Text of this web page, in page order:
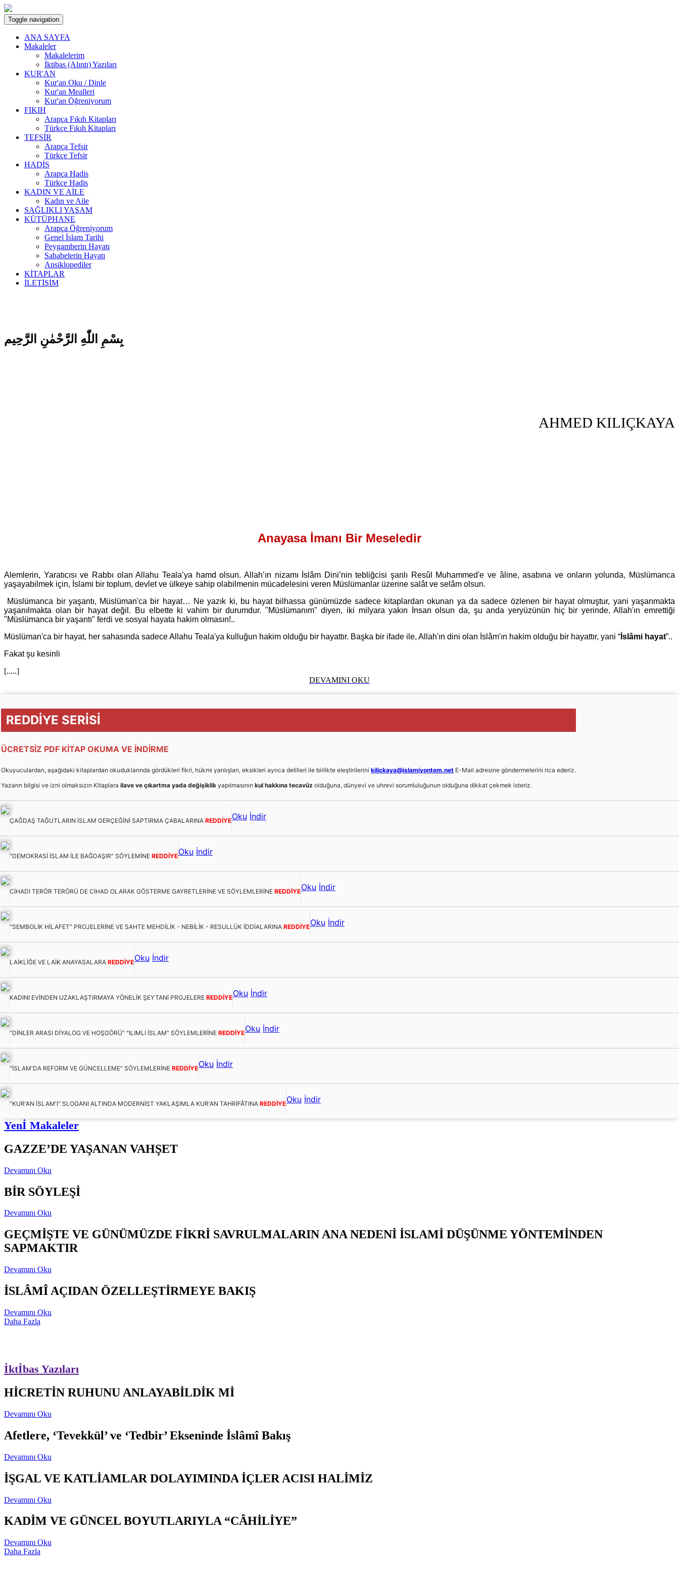
Toggle navigation
ANA SAYFA
Makaleler
Makalelerim
İktibas (Alıntı) Yazıları
KUR'AN
Kur'an Oku / Dinle
Kur'an Mealleri
Kur'an Öğreniyorum
FIKIH
Arapça Fıkıh Kitapları
Türkçe Fıkıh Kitapları
TEFSİR
Arapça Tefsir
Türkçe Tefsir
HADİS
Arapça Hadis
Türkçe Hadis
KADIN VE AİLE
Kadın ve Aile
SAĞLIKLI YAŞAM
KÜTÜPHANE
Arapça Öğreniyorum
Genel İslam Tarihi
Peygamberin Hayatı
Sahabelerin Hayatı
Ansiklopediler
KİTAPLAR
İLETİŞİM
بِسْمِ اللّٰهِ الرَّحْمٰنِ الرَّحِيم
AHMED KILIÇKAYA
Anayasa İmanı Bir Meseledir
Alemlerin, Yaratıcısı ve Rabbı olan Allahu Teala’ya hamd olsun. Allah’ın nizamı İslâm Dini’nin tebliğcisi şanlı Resûl Muhammed'e ve âline, asabına ve onların yolunda, Müslümanca
yaşayabilmek için, İslami bir toplum, devlet ve ülkeye sahip olabilmenin mücadelesini veren Müslümanlar üzerine salât ve selâm olsun.
Müslümanca bir yaşantı, Müslüman'ca bir hayat… Ne yazık ki, bu hayat bilhassa günümüzde sadece kitaplardan okunan ya da sadece özlenen bir hayat olmuştur, yani yaşanmakta
yaşanılmakta olan bir hayat değil. Bu elbette ki vahim bir durumdur. "Müslümanım" diyen, iki milyara yakın İnsan olsun da, şu anda yeryüzünün hiç bir yerinde, Allah'ın emrettiği
"Müslümanca bir yaşantı" ferdi ve sosyal hayata hakim olmasın!..
Müslüman'ca bir hayat, her sahasında sadece Allahu Teala'ya kulluğun hakim olduğu bir hayattır. Başka bir ifade ile, Allah'ın dini olan İslâm'ın hakim olduğu bir hayattır, yani “ İslâmi hayat”..
Fakat şu kesinli
[.....]
DEVAMINI OKU
REDDİYE SERİSİ
ÜCRETSİZ PDF KİTAP OKUMA VE İNDİRME
Okuyuculardan, aşağıdaki kitaplardan okuduklarında gördükleri fikri, hükmi yanlışları, eksikleri ayrıca delilleri ile birlikte eleştirilerini kilickaya@islamiyontem.net E-Mail adresine göndermelerini rica ederiz.
Yazarın bilgisi ve izni olmaksızın Kitaplara ilave ve çıkartma yada değişiklik yapılmasının kul hakkına tecavüz olduğuna, dünyevi ve uhrevi sorumluluğunun olduğuna dikkat çekmek isteriz.
ÇAĞDAŞ TAĞUTLARIN İSLAM GERÇEĞİNİ SAPTIRMA ÇABALARINA REDDİYEOku İndir
"DEMOKRASİ İSLAM İLE BAĞDAŞIR" SÖYLEMİNE REDDİYEOku İndir
CİHADI TERÖR TERÖRÜ DE CİHAD OLARAK GÖSTERME GAYRETLERİNE VE SÖYLEMLERİNE REDDİYEOku İndir
"SEMBOLİK HİLAFET" PROJELERİNE VE SAHTE MEHDİLİK - NEBİLİK - RESULLÜK İDDİALARINA REDDİYEOku İndir
LAİKLİĞE VE LAİK ANAYASALARA REDDİYEOku İndir
KADINI EVİNDEN UZAKLAŞTIRMAYA YÖNELİK ŞEYTANİ PROJELERE REDDİYEOku İndir
"DİNLER ARASI DİYALOG VE HOŞGÖRÜ" "ILIMLI İSLAM" SÖYLEMLERİNE REDDİYEOku İndir
"İSLAM'DA REFORM VE GÜNCELLEME" SÖYLEMLERİNE REDDİYEOku İndir
"KUR'AN İSLAM'I" SLOGANI ALTINDA MODERNİST YAKLAŞIMLA KUR'AN TAHRİFÂTINA REDDİYEOku İndir
Yenİ Makaleler
GAZZE’DE YAŞANAN VAHŞET
Devamını Oku
BİR SÖYLEŞİ
Devamını Oku
GEÇMİŞTE VE GÜNÜMÜZDE FİKRİ SAVRULMALARIN ANA NEDENİ İSLAMİ DÜŞÜNME YÖNTEMİNDEN
SAPMAKTIR
Devamını Oku
İSLÂMÎ AÇIDAN ÖZELLEŞTİRMEYE BAKIŞ
Devamını Oku
Daha Fazla
İktİbas Yazıları
HİCRETİN RUHUNU ANLAYABİLDİK Mİ
Devamını Oku
Afetlere, ‘Tevekkül’ ve ‘Tedbir’ Ekseninde İslâmî Bakış
Devamını Oku
İŞGAL VE KATLİAMLAR DOLAYIMINDA İÇLER ACISI HALİMİZ
Devamını Oku
KADİM VE GÜNCEL BOYUTLARIYLA “CÂHİLİYE”
Devamını Oku
Daha Fazla